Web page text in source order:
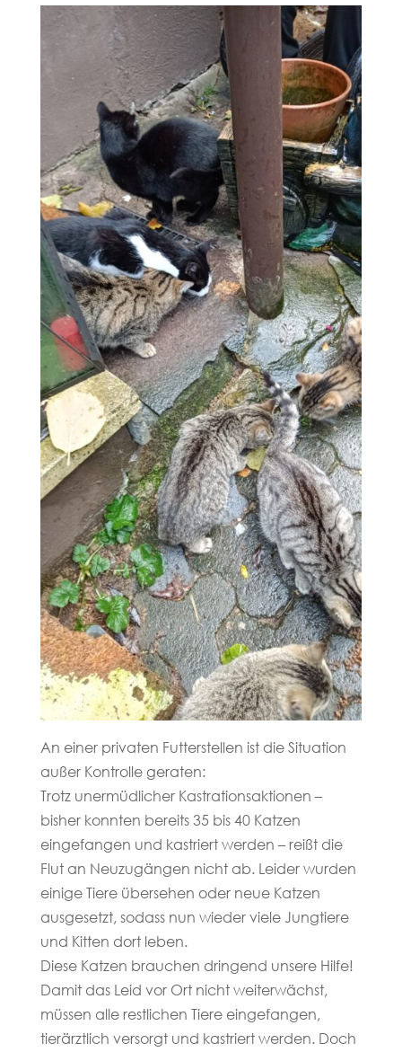
An einer privaten Futterstellen ist die Situation
außer Kontrolle geraten:
Trotz unermüdlicher Kastrationsaktionen –
bisher konnten bereits 35 bis 40 Katzen
eingefangen und kastriert werden – reißt die
Flut an Neuzugängen nicht ab. Leider wurden
einige Tiere übersehen oder neue Katzen
ausgesetzt, sodass nun wieder viele Jungtiere
und Kitten dort leben.
Diese Katzen brauchen dringend unsere Hilfe!
Damit das Leid vor Ort nicht weiterwächst,
müssen alle restlichen Tiere eingefangen,
tierärztlich versorgt und kastriert werden. Doch